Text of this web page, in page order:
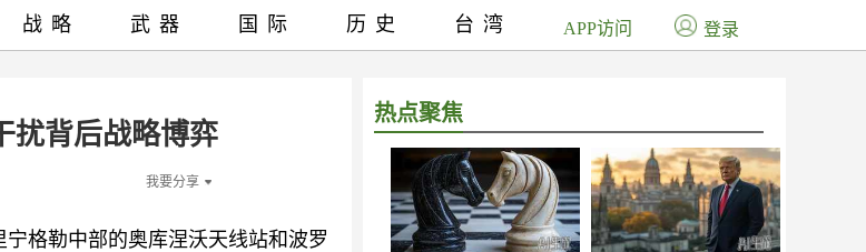
扰背后战略博弈
我要分享
格勒中部的奥库涅沃天线站和波罗
热点聚焦
战略 武器 国际 历史 台湾 APP访问 登录